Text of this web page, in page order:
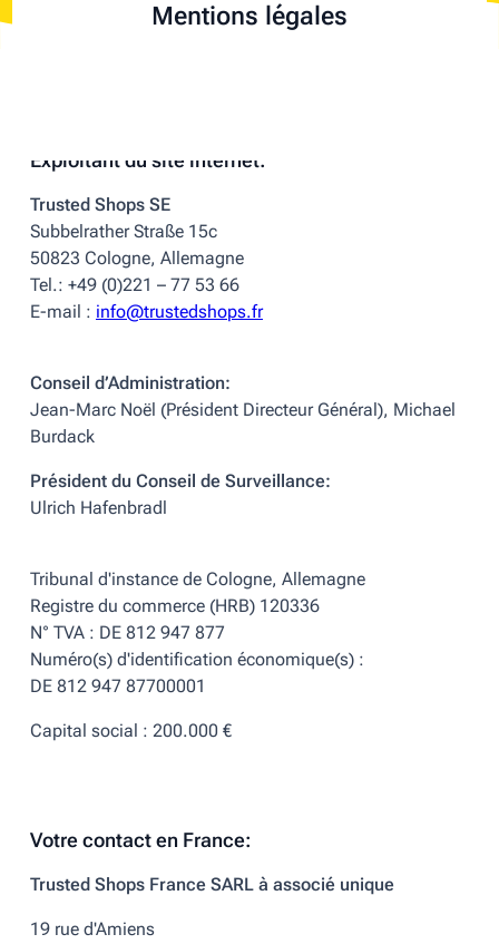
Mentions légales
Exploitant du site internet:
Trusted Shops SE
Subbelrather Straße 15c
50823 Cologne, Allemagne
Tel.: +49 (0)221 – 77 53 66
E-mail : info@trustedshops.fr
Conseil d’Administration:
Jean-Marc Noël (Président Directeur Général), Michael
Burdack
Président du Conseil de Surveillance:
Ulrich Hafenbradl
Tribunal d'instance de Cologne, Allemagne
Registre du commerce (HRB) 120336
N° TVA : DE 812 947 877
Numéro(s) d'identification économique(s) :
DE 812 947 87700001
Capital social : 200.000 €
Votre contact en France:
Trusted Shops France SARL à associé unique
19 rue d'Amiens